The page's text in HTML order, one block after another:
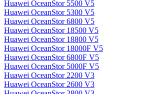
Huawei OceanStor 5500 V5
Huawei OceanStor 5300 V5
Huawei OceanStor 6800 V5
Huawei OceanStor 18500 V5
Huawei OceanStor 18800 V5
Huawei OceanStor 18000F V5
Huawei OceanStor 6800F V5
Huawei OceanStor 5000F V5
Huawei OceanStor 2200 V3
Huawei OceanStor 2600 V3